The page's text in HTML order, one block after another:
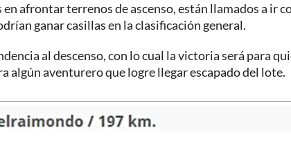
en afrontar terrenos de ascenso, están llamados a ir
ganar casillas en la clasificación general.
al descenso, con lo cual la victoria será para
algún aventurero que logre llegar escapado del lote.